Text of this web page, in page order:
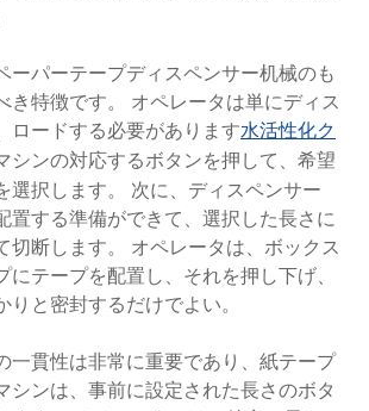
ーパーテープディスペンサー机械のも
き特徴です。 オペレータは単にディス
ロードする必要があります水活性化ク
シンの対応するボタンを押して、希望
選択します。 次に、ディスペンサー
置する準備ができて、選択した長さに
切断します。 オペレータは、ボックス
にテープを配置し、それを押し下げ、
りと密封するだけでよい。
一貫性は非常に重要であり、紙テープ
シンは、事前に設定された長さのボタ